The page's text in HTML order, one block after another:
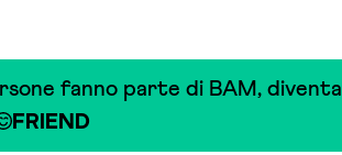
fanno parte di BAM, diventa
FRIEND